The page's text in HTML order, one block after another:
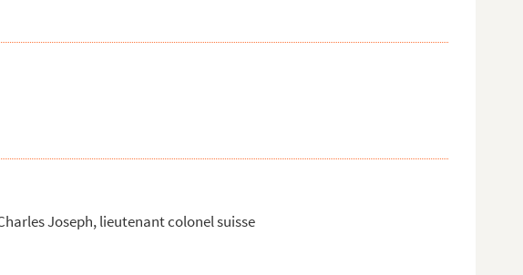
Joseph, lieutenant colonel suisse